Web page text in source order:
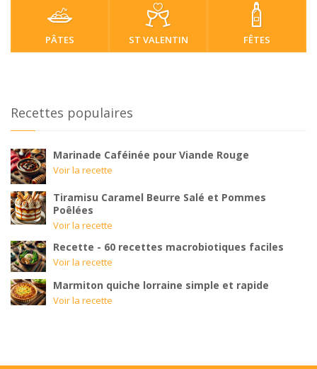
PÂTES ST VALENTIN FÊTES
Recettes populaires
Marinade Caféinée pour Viande Rouge
Voir la recette
Tiramisu Caramel Beurre Salé et Pommes
Poêlées
Voir la recette
Recette - 60 recettes macrobiotiques faciles
Voir la recette
Marmiton quiche lorraine simple et rapide
Voir la recette